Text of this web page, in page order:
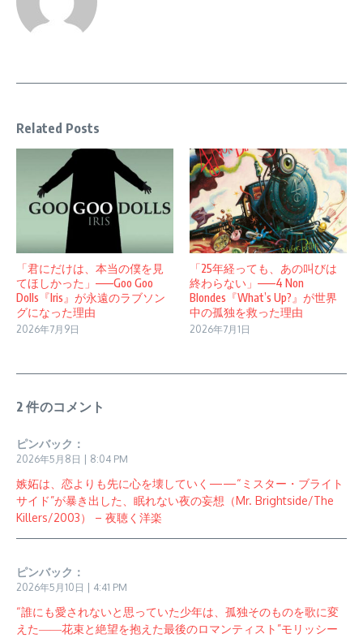
Related Posts
「君にだけは、本当の僕を見
てほしかった」——Goo Goo
Dolls『Iris』が永遠のラブソン
グになった理由
2026年7月9日
「25年経っても、あの叫びは
終わらない」——4 Non
Blondes『What’s Up?』が世界
中の孤独を救った理由
2026年7月1日
2 件のコメント
ピンバック：
2026年5月8日 | 8:04 PM
嫉妬は、恋よりも先に心を壊していく——“ミスター・ブライト
サイド”が暴き出した、眠れない夜の妄想（Mr. Brightside/The
Killers/2003） – 夜聴く洋楽
ピンバック：
2026年5月10日 | 4:41 PM
“誰にも愛されないと思っていた少年は、孤独そのものを歌に変
えた――花束と絶望を抱えた最後のロマンティスト”モリッシー